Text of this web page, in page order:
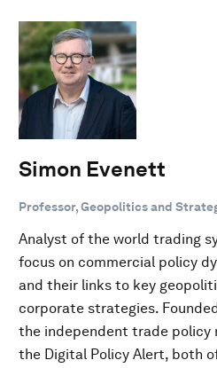
Simon Evenett
Professor, Geopolitics and
Analyst of the world trading
focus on commercial policy
and their links to key
corporate strategies.
the independent trade policy
the Digital Policy Alert, both